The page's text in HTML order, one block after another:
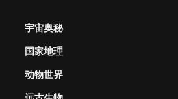
宇宙奥秘
国家地理
动物世界